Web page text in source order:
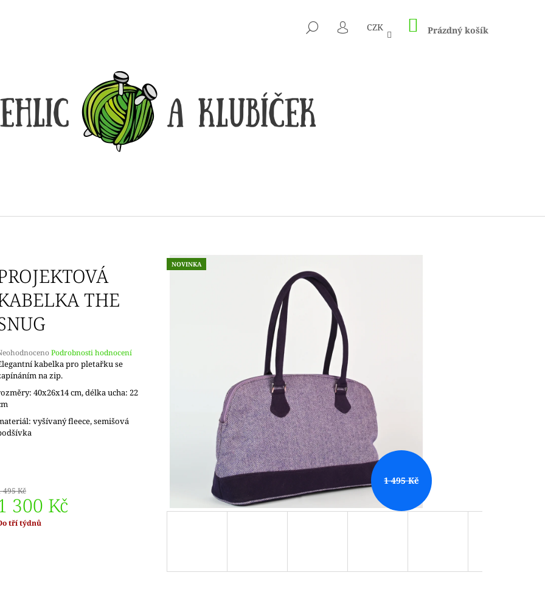
HLEDAT
PŘIHLÁŠENÍ
CZK NÁKUPNÍ
KOŠÍK
Prázdný košík
THE
hvězdiček.
Podrobnosti hodnocení
NOVINKA
1 495 Kč
kabelka pro pletařku se
na zip.
40x26x14 cm, délka ucha: 22
vyšívaný fleece, semišová
495 Kč
300 Kč
tří týdnů
CO POTŘEBUJETE NAJÍT?
HLEDAT
PRO ČERNÉ – STŘÍBRNÉ KONCOVKY PRO ČERNÉ FIXED – NEREZOVÉ PEVNÉ
KONCOVKY